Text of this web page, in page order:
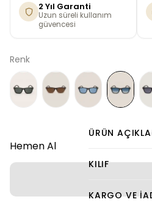
2 Yıl Garanti
Uzun süreli kullanım
güvencesi
Renk
Hemen Al
ÜRÜN
KILIF
KARGO VE